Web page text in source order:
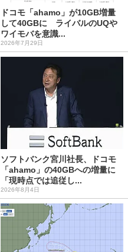
ドコモ「ahamo」が10GB増量
して40GBに ライバルのUQや
ワイモバを意識...
2026年7月29日
ソフトバンク宮川社長、ドコモ
「ahamo」の40GBへの増量に
「現時点では追従し...
2026年8月4日